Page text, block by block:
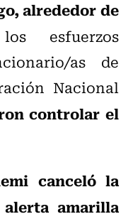
alrededor de
esfuerzos
as de
Nacional
controlar el
canceló la
amarilla